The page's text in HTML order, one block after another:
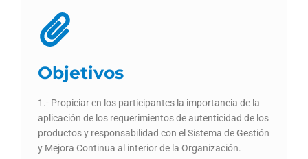
Objetivos
1.- Propiciar en los participantes la importancia de la
aplicación de los requerimientos de autenticidad de los
productos y responsabilidad con el Sistema de Gestión
y Mejora Continua al interior de la Organización.